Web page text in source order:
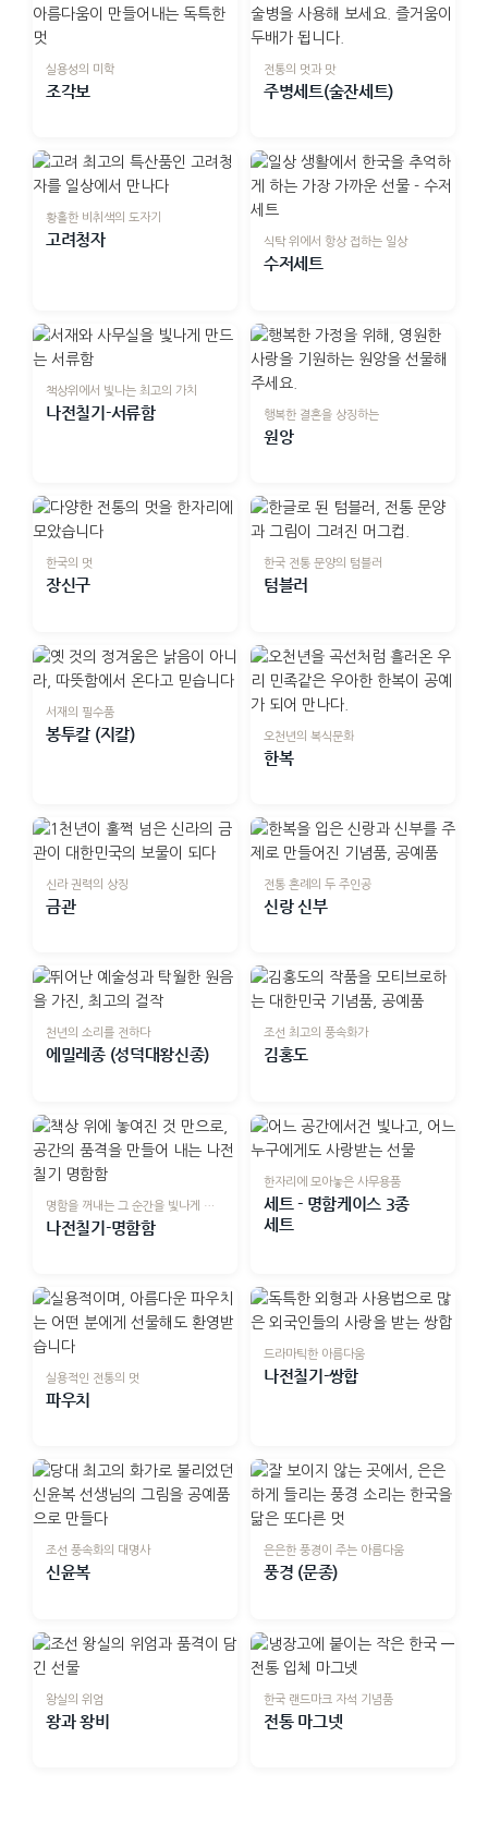
실용성의 미학
조각보
전통의 멋과 맛
주병세트(술잔세트)
황홀한 비취색의 도자기
고려청자 식탁 위에서 항상 접하는 일상
수저세트
책상위에서 빛나는 최고의 가치
나전칠기-서류함 행복한 결혼을 상징하는
원앙
한국의 멋
장신구
한국 전통 문양의 텀블러
텀블러
서재의 필수품
봉투칼 (지칼) 오천년의 복식문화
한복
신라 권력의 상징
금관
전통 혼례의 두 주인공
신랑 신부
천년의 소리를 전하다
에밀레종 (성덕대왕신종)
조선 최고의 풍속화가
김홍도
명함을 꺼내는 그 순간을 빛나게 하는
나전칠기-명함함
한자리에 모아놓은 사무용품
세트 - 명함케이스 3종
세트
실용적인 전통의 멋
파우치
드라마틱한 아름다움
나전칠기-쌍합
조선 풍속화의 대명사
신윤복
은은한 풍경이 주는 아름다움
풍경 (문종)
왕실의 위엄
왕과 왕비
한국 랜드마크 자석 기념품
전통 마그넷